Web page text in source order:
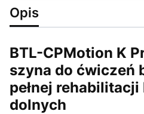
Opis
BTL-CPMotion K
szyna do ćwiczeń
pełnej
dolnych